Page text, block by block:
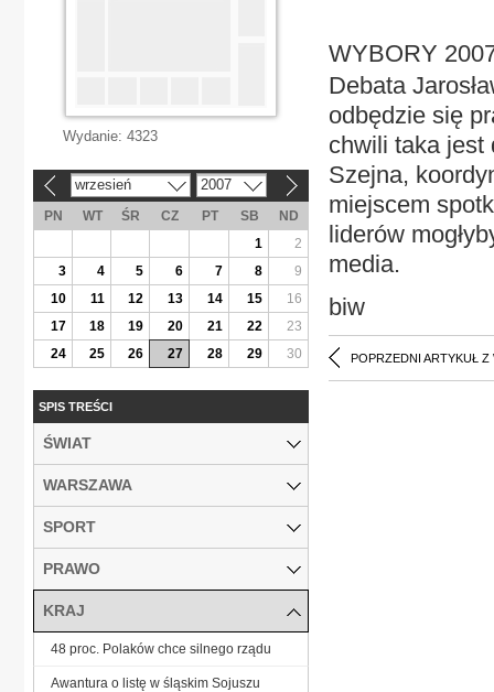
WYBORY
Debata
odbędzie się
chwili taka jest
Szejna,
miejscem
liderów
media.
biw
POPRZEDNI ARTYKUŁ Z
Wydanie: 4323
wrzesień 2007
PN WT ŚR CZ PT SB
ND
1
2
3
4 5 6 7 8
9
10
11 12 13 14 15
16
17
18 19 20 21 22
23
24
25 26 27 28 29 30
SPIS TREŚCI
ŚWIAT
WARSZAWA
SPORT
PRAWO
KRAJ
48 proc. Polaków chce silnego rządu
Awantura o listę w śląskim Sojuszu